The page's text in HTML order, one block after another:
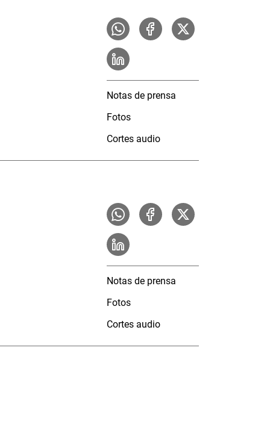
Notas de prensa
Fotos
Cortes audio
Notas de prensa
Fotos
Cortes audio